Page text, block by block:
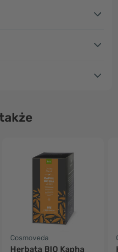
Cosmoveda
Herbata BIO Kapha